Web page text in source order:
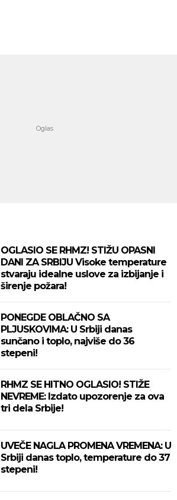
OGLASIO SE RHMZ! STIŽU OPASNI
DANI ZA SRBIJU Visoke temperature
stvaraju idealne uslove za izbijanje i
širenje požara!
PONEGDE OBLAČNO SA
PLJUSKOVIMA: U Srbiji danas
sunčano i toplo, najviše do 36
stepeni!
RHMZ SE HITNO OGLASIO! STIŽE
NEVREME: Izdato upozorenje za ova
tri dela Srbije!
UVEČE NAGLA PROMENA VREMENA: U
Srbiji danas toplo, temperature do 37
stepeni!